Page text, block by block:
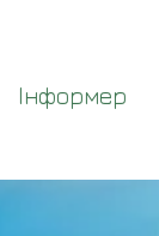
Інформер